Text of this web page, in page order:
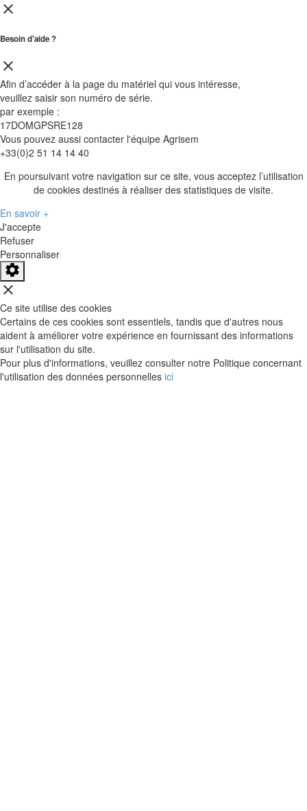
close
Besoin d'aide ?
close
Afin d’accéder à la page du matériel qui vous intéresse,
veuillez saisir son numéro de série.
par exemple :
17DOMGPSRE128
Vous pouvez aussi contacter l'équipe Agrisem
+33(0)2 51 14 14 40
En poursuivant votre navigation sur ce site, vous acceptez l’utilisation
de cookies destinés à réaliser des statistiques de visite.
En savoir +
J'accepte
Refuser
Personnaliser
close
Ce site utilise des cookies
Certains de ces cookies sont essentiels, tandis que d'autres nous
aident à améliorer votre expérience en fournissant des informations
sur l'utilisation du site.
Pour plus d'informations, veuillez consulter notre Politique concernant
l'utilisation des données personnelles ici